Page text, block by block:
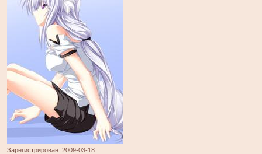
Зарегистрирован: 2009-03-18